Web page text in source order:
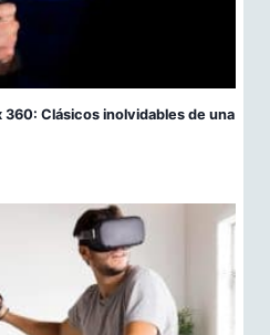
Clásicos inolvidables de una